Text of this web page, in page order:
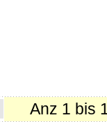
Anz 1 bis